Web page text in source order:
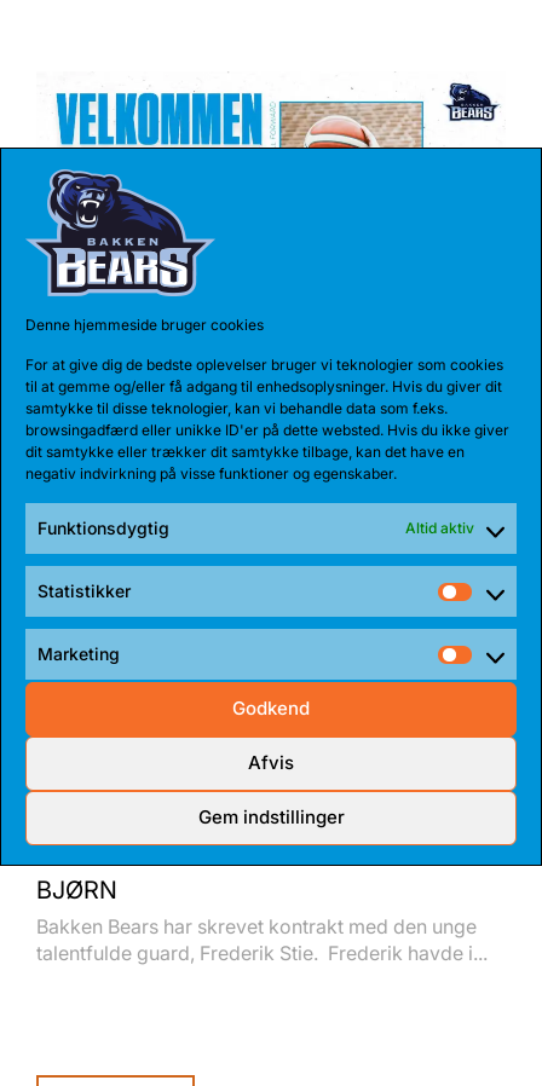
Denne hjemmeside bruger cookies
For at give dig de bedste oplevelser bruger vi teknologier som cookies
til at gemme og/eller få adgang til enhedsoplysninger. Hvis du giver dit
samtykke til disse teknologier, kan vi behandle data som f.eks.
browsingadfærd eller unikke ID'er på dette websted. Hvis du ikke giver
dit samtykke eller trækker dit samtykke tilbage, kan det have en
negativ indvirkning på visse funktioner og egenskaber.
Funktionsdygtig Altid aktiv
Statistikker
Marketing
Godkend
Afvis
Gem indstillinger
TALENT BLIVER FULDTIDSBJØRN
Anton Katholm har skrevet under med Bakken Bears
for endnu en sæson. Sidste sæson havde...
BJØRN
Bakken Bears har skrevet kontrakt med den unge
talentfulde guard, Frederik Stie. Frederik havde i...